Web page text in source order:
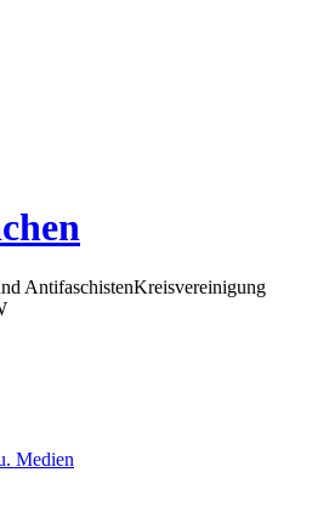
AntifaschistenKreisvereinigung
Medien